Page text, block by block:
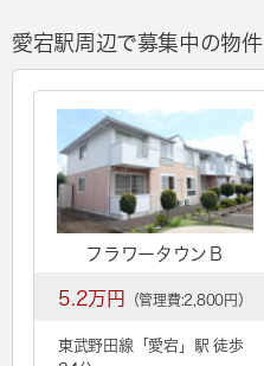
愛宕駅周辺で募集中の物件
フラワータウンＢ
5.2万円 （管理費:2,800円）
東武野田線「 愛宕 」駅 徒歩